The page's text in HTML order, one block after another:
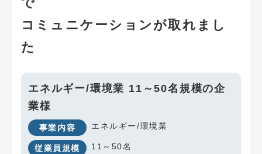
コミュニケーションが取れまし
た
エネルギー/環境業 11～50名規模の企
業様
事業内容 エネルギー/環境業
従業員規模 11～50名